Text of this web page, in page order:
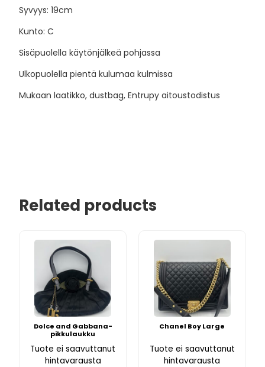
Syvyys: 19cm
Kunto: C
Sisäpuolella käytönjälkeä pohjassa
Ulkopuolella pientä kulumaa kulmissa
Mukaan laatikko, dustbag, Entrupy aitoustodistus
Related products
Dolce and Gabbana-
pikkulaukku
Tuote ei saavuttanut
hintavarausta
Chanel Boy Large
Tuote ei saavuttanut
hintavarausta